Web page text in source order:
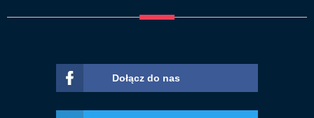
Dołącz do nas